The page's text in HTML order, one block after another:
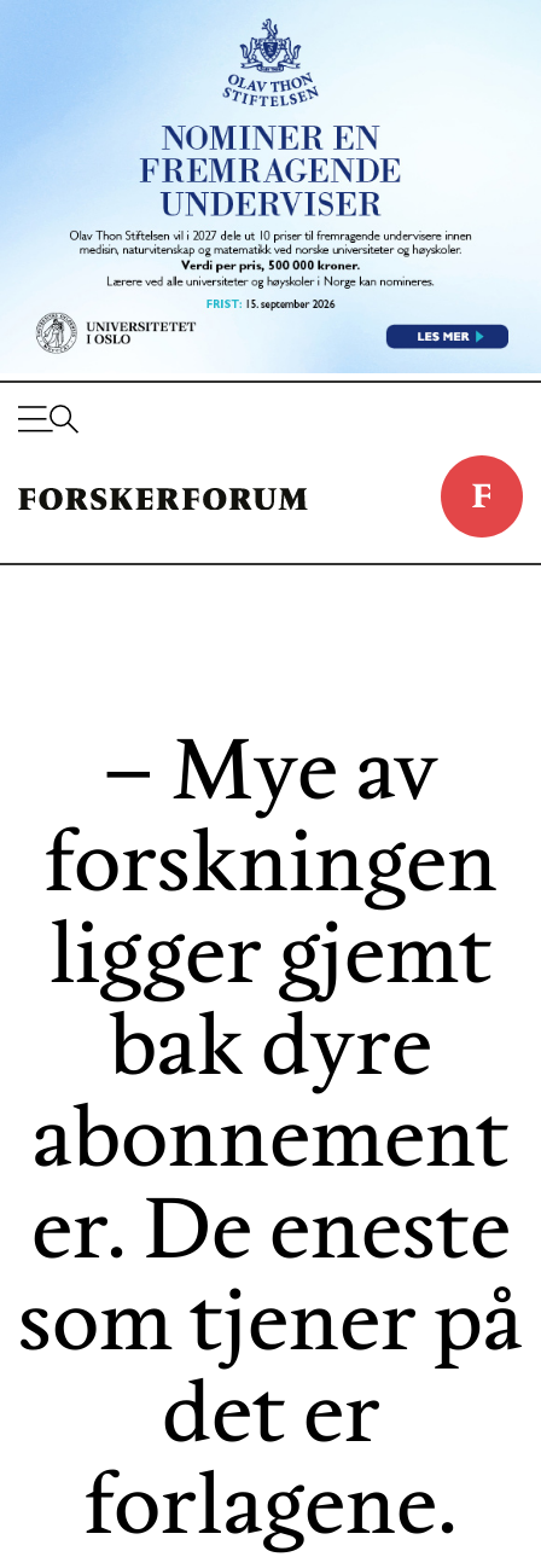
– Mye av
forskningen
ligger gjemt
bak dyre
abonnement
er. De eneste
som tjener på
det er
forlagene.